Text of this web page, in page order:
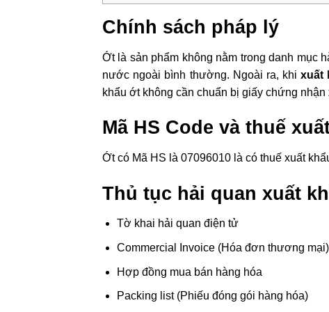
Chính sách pháp lý
Ớt là sản phẩm không nằm trong danh mục
nước ngoài bình thường. Ngoài ra, khixuất
khẩu ớt không cần chuẩn bị giấy chứng nhận
Mã HS Code và thuế
Ớt có Mã HS là 07096010 là có thuế xuất
Thủ tục hải quan xuất
Tờ khai hải quan điện tử
Commercial Invoice (Hóa đơn thương mại)
Hợp đồng mua bán hàng hóa
Packing list (Phiếu đóng gói hàng hóa)